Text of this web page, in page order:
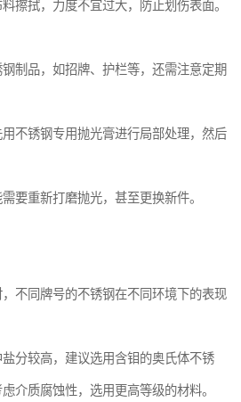
擦拭，力度不宜过大，防止划伤表面。
制品，如招牌、护栏等，还需注意定期
不锈钢专用抛光膏进行局部处理，然后
要重新打磨抛光，甚至更换新件。
不同牌号的不锈钢在不同环境下的表现
分较高，建议选用含钼的奥氏体不锈
介质腐蚀性，选用更高等级的材料。